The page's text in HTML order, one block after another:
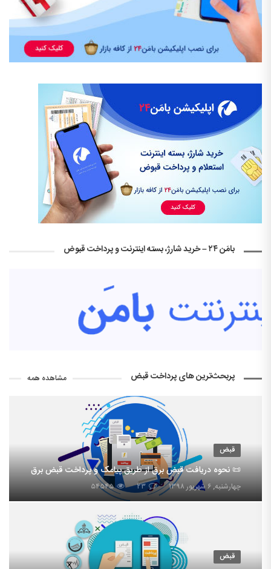
بامَن ۲۴ – خرید شارژ، بسته اینترنت و پرداخت قبوض
پربحث‌ترین های پرداخت قبض مشاهده همه
قبض
📜 نحوه دریافت قبض برق از طریق پیامک و پرداخت قبض برق
چهارشنبه, ۶ شهریور ۱۳۹۸ ۲۳ ۵۴۵۴۵
قبض